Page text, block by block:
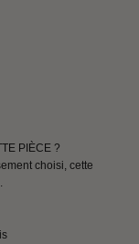
PIÈCE ?
choisi, cette